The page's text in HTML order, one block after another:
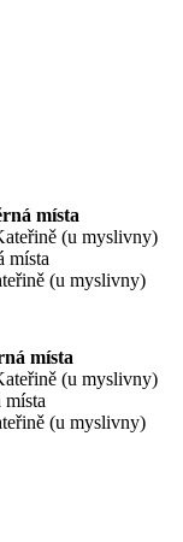
místa
(u myslivny)
místa
(u myslivny)
místa
(u myslivny)
místa
(u myslivny)